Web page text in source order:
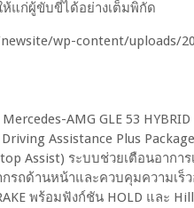
แก่ผู้ขับขี่ได้อย่างเต็มพิกัด
AMG GLE 53
Assistance Plus
Assist) ระบบช่วยเตือนอาก
กรถด้านหน้าและควบคุมความเร็
พร้อมฟังก์ชัน HOLD และ